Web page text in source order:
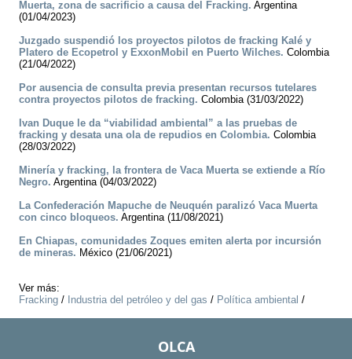
Muerta, zona de sacrificio a causa del Fracking. Argentina
(01/04/2023)
Juzgado suspendió los proyectos pilotos de fracking Kalé y
Platero de Ecopetrol y ExxonMobil en Puerto Wilches. Colombia
(21/04/2022)
Por ausencia de consulta previa presentan recursos tutelares
contra proyectos pilotos de fracking. Colombia (31/03/2022)
Ivan Duque le da “viabilidad ambiental” a las pruebas de
fracking y desata una ola de repudios en Colombia. Colombia
(28/03/2022)
Minería y fracking, la frontera de Vaca Muerta se extiende a Río
Negro. Argentina (04/03/2022)
La Confederación Mapuche de Neuquén paralizó Vaca Muerta
con cinco bloqueos. Argentina (11/08/2021)
En Chiapas, comunidades Zoques emiten alerta por incursión
de mineras. México (21/06/2021)
Ver más:
Fracking / Industria del petróleo y del gas / Política ambiental /
OLCA